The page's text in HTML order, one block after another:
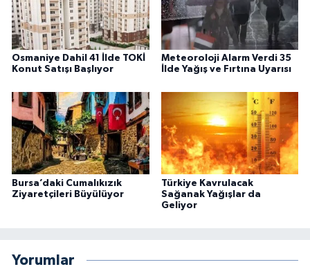
Osmaniye Dahil 41 İlde TOKİ
Konut Satışı Başlıyor
Meteoroloji Alarm Verdi 35
İlde Yağış ve Fırtına Uyarısı
Bursa’daki Cumalıkızık
Ziyaretçileri Büyülüyor
Türkiye Kavrulacak
Sağanak Yağışlar da
Geliyor
Yorumlar